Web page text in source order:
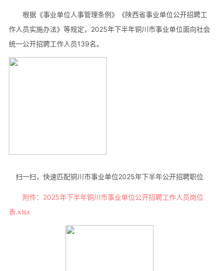
根据《事业单位人事管理条例》《陕西省事业单位公开招聘工
作人员实施办法》等规定，2025年下半年铜川市事业单位面向社会
统一公开招聘工作人员139名。
扫一扫，快速匹配铜川市事业单位2025年下半年公开招聘职位
附件：2025年下半年铜川市事业单位公开招聘工作人员岗位
表.xlsx